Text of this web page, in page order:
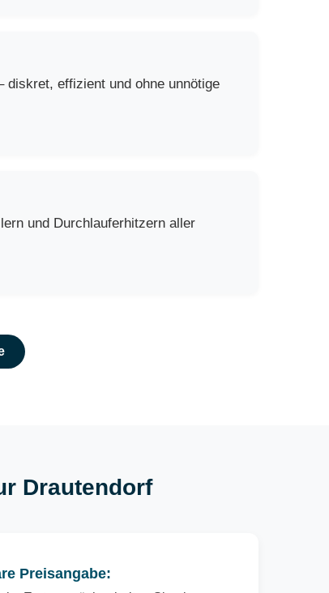
diskret, effizient und ohne unnötige
und Durchlauferhitzern aller
Drautendorf
Preisangabe: